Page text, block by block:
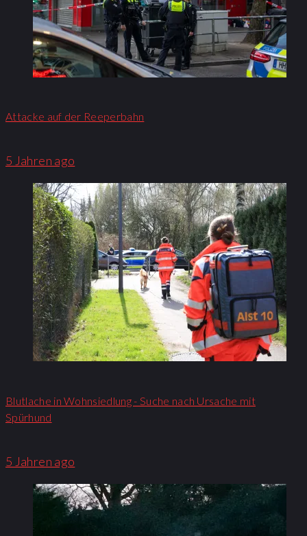
Attacke auf der Reeperbahn
5 Jahren ago
Blutlache in Wohnsiedlung - Suche nach Ursache mit
Spürhund
5 Jahren ago